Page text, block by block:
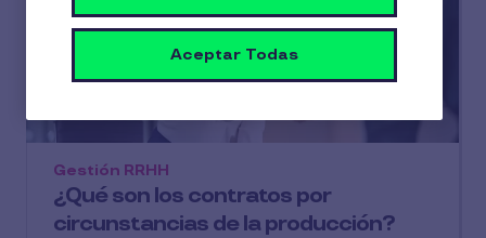
¿Qué son los contratos por
circunstancias de la producción?
Gestión RRHH
Aceptar Todas